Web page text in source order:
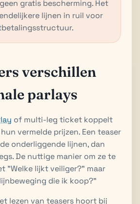
gratis bescherming. Het
lijnen in ruil voor
verschillen
parlays
of multi-leg ticket koppelt
vermelde prijzen. Een teaser
onderliggende lijnen, dan
De nuttige manier om ze te
"Welke lijkt veiliger?" maar
die ik koop?"
lezen van teasers hoort bij